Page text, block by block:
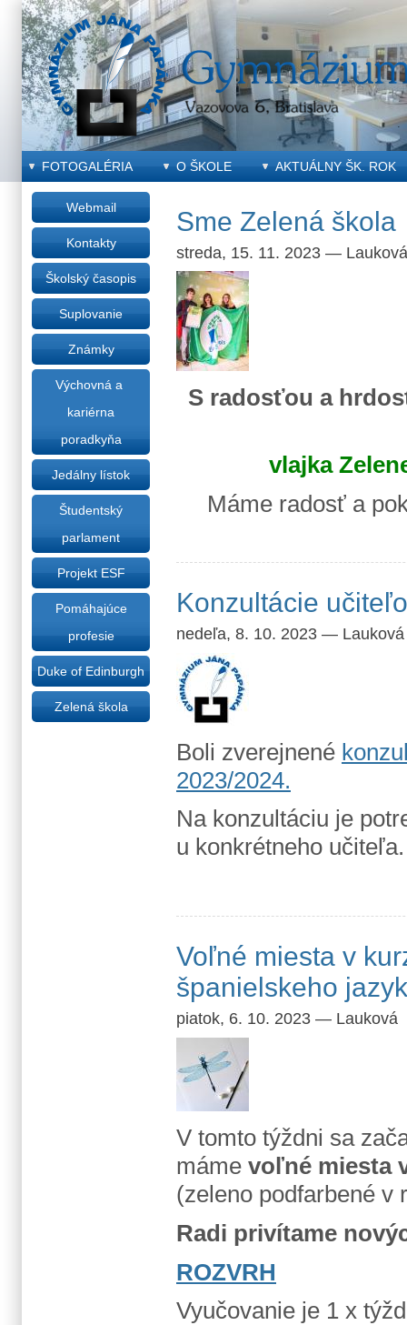
FOTOGALÉRIA O ŠKOLE AKTUÁLNY ŠK. ROK
Sme Zelená škola
streda, 15. 11. 2023 — Lauková
S radosťou a
vlajka
Máme radosť a
Konzultácie
nedeľa, 8. 10. 2023 — Lauková
Boli zverejnené
2023/2024.
Na konzultáciu je
u konkrétneho učiteľa.
Voľné miesta v
španielskeho
piatok, 6. 10. 2023 — Lauková
V tomto týždni sa
máme voľné miesta
(zeleno podfarbené v
Radi privítame
ROZVRH
Vyučovanie je 1 x
Webmail
Kontakty
Školský časopis
Suplovanie
Známky
Výchovná a
kariérna
poradkyňa
Jedálny lístok
Študentský
parlament
Projekt ESF
Pomáhajúce
profesie
Duke of Edinburgh
Zelená škola